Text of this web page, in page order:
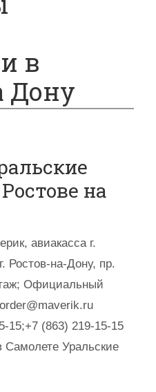
в
Дону
на
авиакасса г.
Ростов-на-Дону, пр.
Официальный
15;+7 (863) 219-15-15
Самолете Уральские